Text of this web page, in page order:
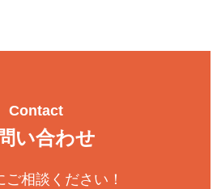
Contact
い合わせ
ご相談ください！